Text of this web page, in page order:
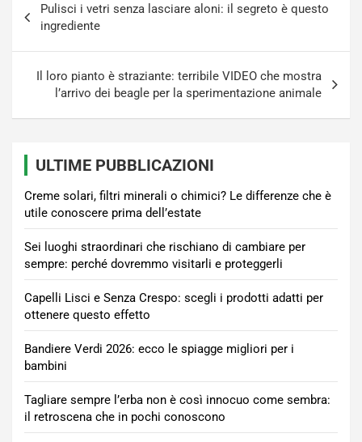
articoli
Pulisci i vetri senza lasciare aloni: il segreto è questo
ingrediente
Il loro pianto è straziante: terribile VIDEO che mostra
l’arrivo dei beagle per la sperimentazione animale
ULTIME PUBBLICAZIONI
Creme solari, filtri minerali o chimici? Le differenze che è
utile conoscere prima dell’estate
Sei luoghi straordinari che rischiano di cambiare per
sempre: perché dovremmo visitarli e proteggerli
Capelli Lisci e Senza Crespo: scegli i prodotti adatti per
ottenere questo effetto
Bandiere Verdi 2026: ecco le spiagge migliori per i
bambini
Tagliare sempre l’erba non è così innocuo come sembra:
il retroscena che in pochi conoscono